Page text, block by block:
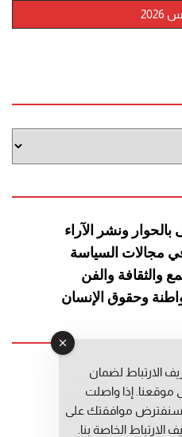
بالحوار ونشر الآراء
في مجالات السياسة
والثقافة والفن
وحقوق الإنسان
الرحيم التوراني
المعطي قبال
فاطمة حوحو
الارتباط لضمان
إذا واصلت
موافقتك على
الخاصة بنا.